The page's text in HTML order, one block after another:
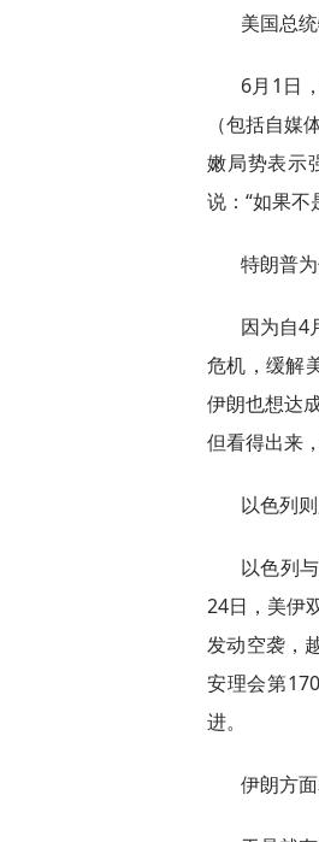
美国总
6月1日
（包括自
嫩局势表示
说：“如果
特朗普
因为自4
危机，缓解
伊朗也想达
但看得出来
以色列
以色列
24日，美伊
发动空袭，
安理会第
进。
伊朗方